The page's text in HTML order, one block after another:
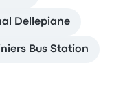
Dellepiane
Bus Station